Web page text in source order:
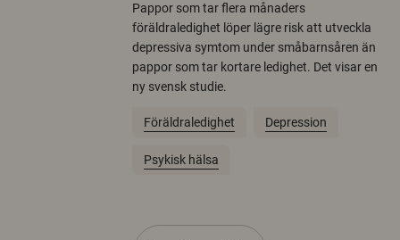
Pappor som tar flera månaders
föräldraledighet löper lägre risk att utveckla
depressiva symtom under småbarnsåren än
pappor som tar kortare ledighet. Det visar en
ny svensk studie.
Föräldraledighet Depression
Psykisk hälsa